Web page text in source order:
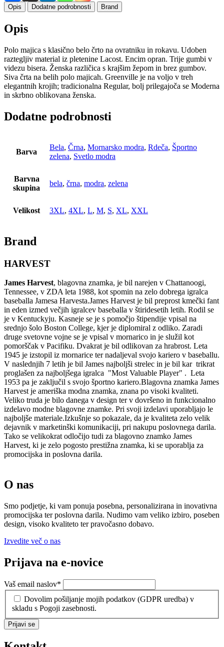
Opis Dodatne podrobnosti Brand
Opis
Polo majica s klasično belo črto na ovratniku in rokavu. Udoben
raztegljiv material iz pletenine Lacost. Encim opran. Trije gumbi v
videzu bisera. Ženska različica s krajšim žepom in brez gumbov.
Siva črta na belih polo majicah. Greenville je na voljo v treh
elegantnih krojih; tradicionalna Regular, bolj prilegajoča se Moderna
in skrbno oblikovana ženska.
Dodatne podrobnosti
Barva
Bela, Črna, Mornarsko modra, Rdeča, Športno
zelena, Svetlo modra
Barvna
skupina
bela, črna, modra, zelena
Velikost 3XL, 4XL, L, M, S, XL, XXL
Brand
HARVEST
James Harvest, blagovna znamka, je bil narejen v Chattanoogi,
Tennessee, v ZDA leta 1988, kot spomin na zelo dobrega igralca
baseballa Jamesa Harvesta.James Harvest je bil preprost kmečki fant
in eden izmed večjih igralcev baseballa v štiridesetih letih. Rodil se
je v Kentuckyju. Kasneje se je s pomočjo štipendije vpisal na
srednjo šolo Boston College, kjer je diplomiral z odliko. Zaradi
druge svetovne vojne se je vpisal v mornarico in je služil kot
pomorščak v Pacifiku. Dvakrat je bil odlikovan za hrabrost. Leta
1945 je izstopil iz mornarice ter nadaljeval svojo kariero v baseballu.
V naslednjih 7 letih je bil James najboljši strelec in je bil kar trikrat
proglašen za najboljšega igralca "Most Valuable Player" . Leta
1953 pa je zaključil s svojo športno kariero.Blagovna znamka James
Harvest je ameriška modna znamka, znana po visoki kvaliteti.
Veliko truda je bilo danega v design ter v dovršeno in funkcionalno
izdelavo modne blagovne znamke. Pri svoji izdelavi uporabljajo le
najboljše materiale.Izkušnje so pokazale, da je kvaliteta zelo velik
dejavnik v marketinški komunikaciji, pri nakupu poslovnega darila.
Tako se velikokrat odločijo tudi za blagovno znamko James
Harvest, ki je zelo pogosto prestižna znamka, ki se uporablja za
promocijska in poslovna darila.
O nas
Smo podjetje, ki vam ponuja posebna, personalizirana in inovativna
promocijska ter poslovna darila. Nudimo vam veliko izbiro, poseben
design, visoko kvaliteto ter pravočasno dobavo.
Izvedite več o nas
Prijava na e-novice
Vaš email naslov*
Dovolim pošiljanje mojih podatkov (GDPR uredba) v
skladu s Pogoji zasebnosti.
Prijavi se